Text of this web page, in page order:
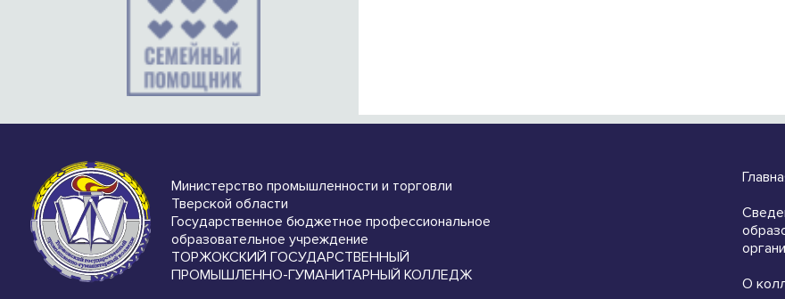
Министерство промышленности и торговли
Тверской области
Государственное бюджетное профессиональное
образовательное учреждение
ТОРЖОКСКИЙ ГОСУДАРСТВЕННЫЙ
ПРОМЫШЛЕННО-ГУМАНИТАРНЫЙ КОЛЛЕДЖ
О